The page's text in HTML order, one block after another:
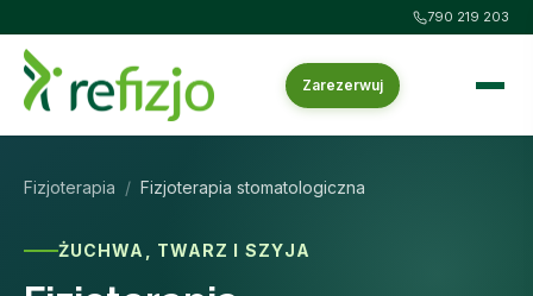
790 219 203
Zarezerwuj
Fizjoterapia / Fizjoterapia stomatologiczna
ŻUCHWA, TWARZ I SZYJA